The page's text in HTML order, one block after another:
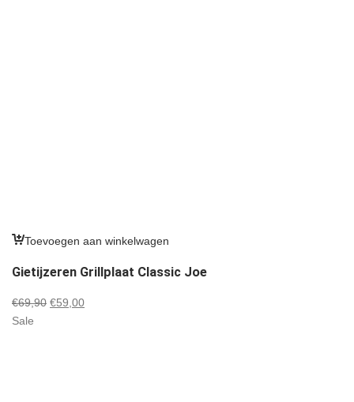
Toevoegen aan winkelwagen
Gietijzeren Grillplaat Classic Joe
€69,90 Oorspronkelijke
€59,00Huidige
Sale